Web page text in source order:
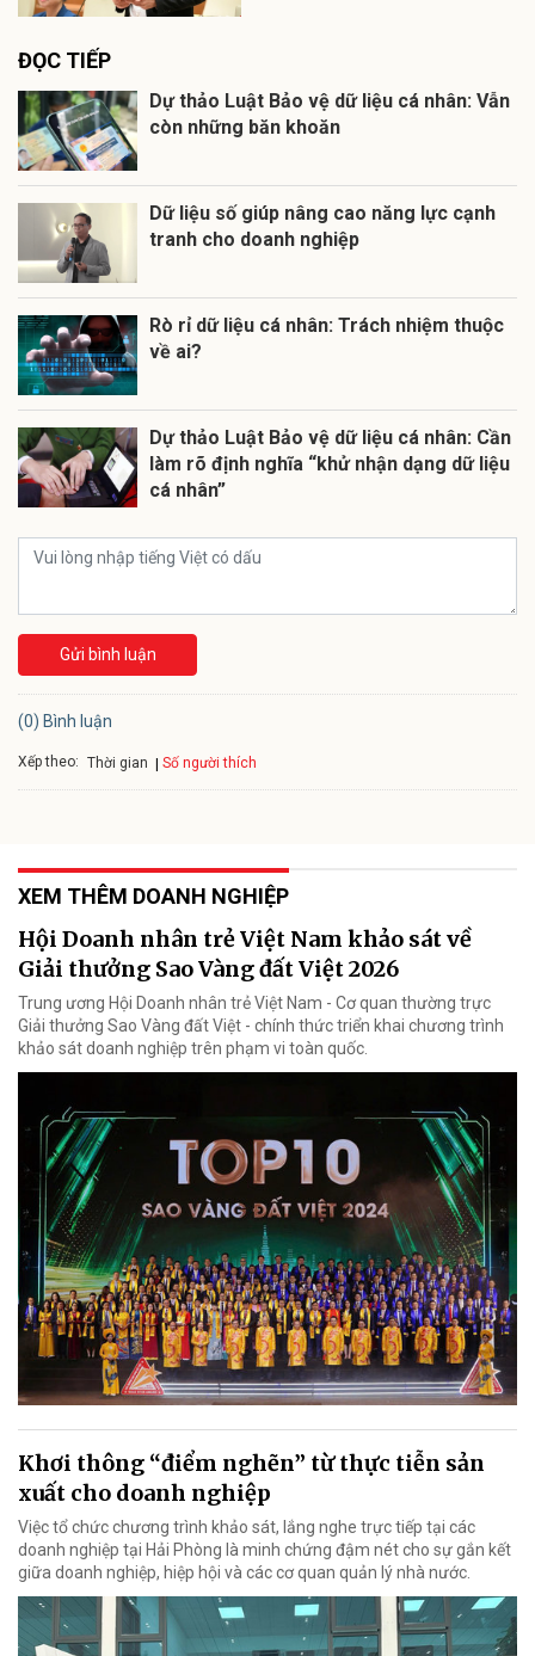
ĐỌC TIẾP
Dự thảo Luật Bảo vệ dữ liệu cá nhân: Vẫn
còn những băn khoăn
Dữ liệu số giúp nâng cao năng lực cạnh
tranh cho doanh nghiệp
Rò rỉ dữ liệu cá nhân: Trách nhiệm thuộc
về ai?
Dự thảo Luật Bảo vệ dữ liệu cá nhân: Cần
làm rõ định nghĩa “khử nhận dạng dữ liệu
cá nhân”
Gửi bình luận
(0) Bình luận
Xếp theo: Thời gian Số người thích
XEM THÊM DOANH NGHIỆP
Hội Doanh nhân trẻ Việt Nam khảo sát về
Giải thưởng Sao Vàng đất Việt 2026
Trung ương Hội Doanh nhân trẻ Việt Nam - Cơ quan thường trực
Giải thưởng Sao Vàng đất Việt - chính thức triển khai chương trình
khảo sát doanh nghiệp trên phạm vi toàn quốc.
Khơi thông “điểm nghẽn” từ thực tiễn sản
xuất cho doanh nghiệp
Việc tổ chức chương trình khảo sát, lắng nghe trực tiếp tại các
doanh nghiệp tại Hải Phòng là minh chứng đậm nét cho sự gắn kết
giữa doanh nghiệp, hiệp hội và các cơ quan quản lý nhà nước.